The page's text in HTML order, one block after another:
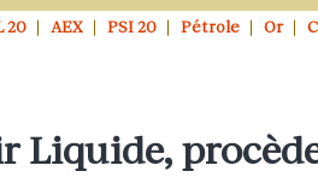
20 AEX PSI 20 Pétrole Or
Liquide,